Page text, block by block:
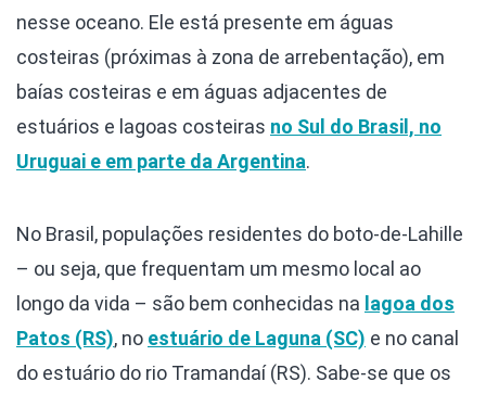
nesse oceano. Ele está presente em águas
costeiras (próximas à zona de arrebentação), em
baías costeiras e em águas adjacentes de
estuários e lagoas costeiras no Sul do Brasil, no
Uruguai e em parte da Argentina.
No Brasil, populações residentes do boto-de-Lahille
– ou seja, que frequentam um mesmo local ao
longo da vida – são bem conhecidas na lagoa dos
Patos (RS), no estuário de Laguna (SC) e no canal
do estuário do rio Tramandaí (RS). Sabe-se que os